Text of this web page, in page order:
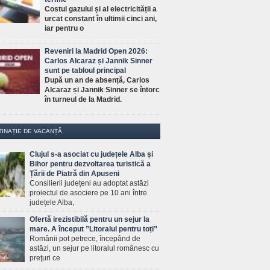
Costul gazului și al electricității a
urcat constant în ultimii cinci ani,
iar pentru o
Reveniri la Madrid Open 2026:
Carlos Alcaraz și Jannik Sinner
sunt pe tabloul principal
După un an de absență, Carlos
Alcaraz și Jannik Sinner se întorc
în turneul de la Madrid.
DE VACANȚĂ
Clujul s-a asociat cu județele Alba și
Bihor pentru dezvoltarea turistică a
Țării de Piatră din Apuseni
Consilierii județeni au adoptat astăzi
proiectul de asociere pe 10 ani între
județele Alba,
Ofertă irezistibilă pentru un sejur la
mare. A început ”Litoralul pentru toți”
Românii pot petrece, începând de
astăzi, un sejur pe litoralul românesc cu
preţuri ce